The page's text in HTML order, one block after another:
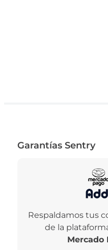
Garantías Sentry
Respaldamos tus
de la
Mercado